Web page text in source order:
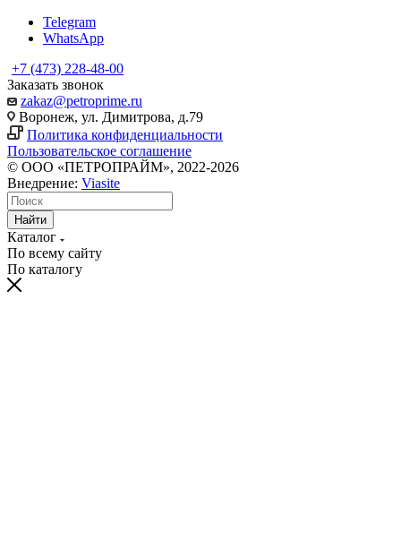
Telegram
WhatsApp
+7 (473) 228-48-00
Заказать звонок
zakaz@petroprime.ru
Воронеж, ул. Димитрова, д.79
Политика конфиденциальности
Пользовательское соглашение
© ООО «ПЕТРОПРАЙМ», 2022-2026
Внедрение: Viasite
Найти
Каталог
По всему сайту
По каталогу